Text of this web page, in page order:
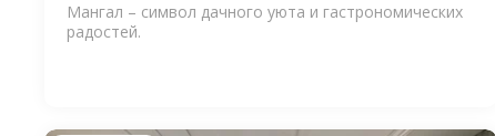
Мангал – символ дачного уюта и гастрономических
радостей.